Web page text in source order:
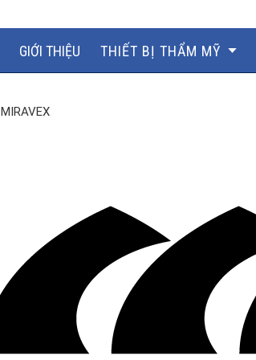
GIỚI THIỆU THIẾT BỊ THẨM MỸ
MIRAVEX